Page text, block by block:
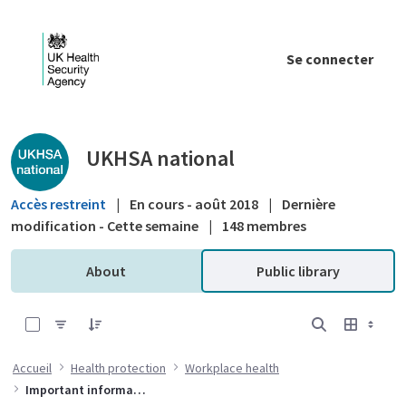
Se connecter
Public library - UKHSA national
UKHSA national
Accès restreint | En cours - août 2018 |
Dernière
modification - Cette semaine | 148 membres
About Public library
Accueil Health protection
Workplace health
Important information for organisations on preventing waterborne bacteria